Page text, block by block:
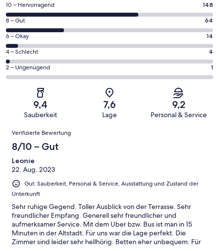
148
von
insgesamt
231
Gästebewertungen
haben
eine
Bewertung
Hervorragend
10 – Hervorragend 148
64
von
insgesamt
231
Gästebewertungen
haben
Bewertung
Gut
8 – Gut 64
14
von
insgesamt
231
Gästebewertungen
Bewertung
Okay
6 – Okay 14
4
von
insgesamt
Gästebewertungen
von
Schlecht
4 – Schlecht 4
1
von
insgesamt
Gästebewertungen
haben
eine
Bewertung
von
Ungenügend
2 – Ungenügend 1
9,4
Sauberkeit
7,6
Lage
9,2
Personal & Service
Bewertungen
Verifizierte Bewertung
8/10 – Gut
Leonie
22. Aug. 2023
Gut: Sauberkeit, Personal & Service, Ausstattung und Zustand der
Unterkunft
Sehr ruhige Gegend. Toller Ausblick von der Terrasse. Sehr
freundlicher Empfang. Generell sehr freundlicher und
aufmerksamer Service. Mit dem Uber bzw. Bus ist man in 15
Minuten in der Altstadt. Für uns war die Lage perfekt. Die
Zimmer sind leider sehr hellhörig. Betten eher unbequem. Für